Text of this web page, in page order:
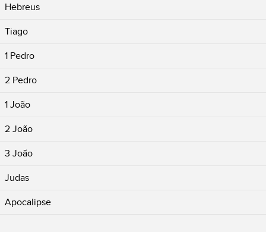
Hebreus
Tiago
1 Pedro
2 Pedro
1 João
2 João
3 João
Judas
Apocalipse